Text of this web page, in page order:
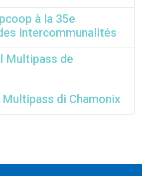
à la 35e
intercommunalités
Multipass de
Multipass di Chamonix